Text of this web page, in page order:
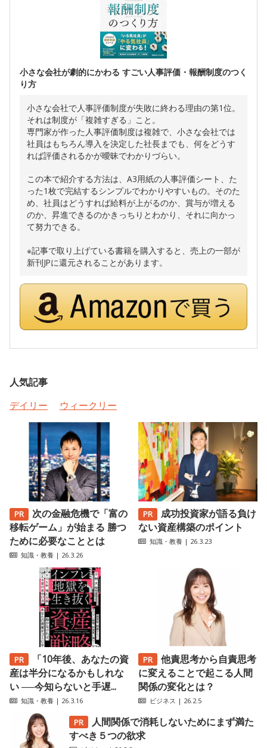
小さな会社が劇的にかわる すごい人事評価・報酬制度のつく
り方
小さな会社で人事評価制度が失敗に終わる理由の第1位。
それは制度が「複雑すぎる」こと。
専門家が作った人事評価制度は複雑で、小さな会社では
社員はもちろん導入を決定した社長までも、何をどうす
れば評価されるかが曖昧でわかりづらい。
この本で紹介する方法は、A3用紙の人事評価シート、た
った1枚で完結するシンプルでわかりやすいもの。そのた
め、社員はどうすれば給料が上がるのか、賞与が増える
のか、昇進できるのかきっちりとわかり、それに向かっ
て努力できる。
※記事で取り上げている書籍を購入すると、売上の一部が
新刊JPに還元されることがあります。
人気記事
デイリー
ウィークリー
次の金融危機で「富の
移転ゲーム」が始まる 勝つ
ために必要なこととは
知識・教養 | 26.3.26
成功投資家が語る負け
ない資産構築のポイント
知識・教養 | 26.3.23
「10年後、あなたの資
産は半分になるかもしれな
い ──今知らないと手遅...
知識・教養 | 26.3.16
他責思考から自責思考
に変えることで起こる人間
関係の変化とは？
ビジネス | 26.2.5
人間関係で消耗しないためにまず満た
すべき５つの欲求